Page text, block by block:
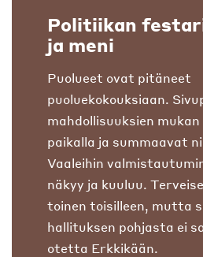
Politiikan
ja meni
Puolueet ovat pitäneet
puoluekokouksiaan.
mahdollisuuksien
paikalla ja summaavat
Vaaleihin
näkyy ja kuuluu.
toinen toisilleen, mutta
hallituksen pohjasta ei
otetta Erkkikään.